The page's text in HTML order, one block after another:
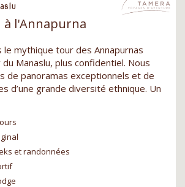
à l'Annapurna
le mythique tour des Annapurnas
Manaslu, plus confidentiel. Nous
de panoramas exceptionnels et de
d’une grande diversité ethnique. Un
et randonnées